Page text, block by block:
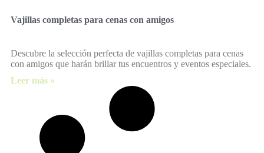
Vajillas completas para cenas con amigos
Descubre la selección perfecta de vajillas completas para cenas
con amigos que harán brillar tus encuentros y eventos especiales.
Leer más »